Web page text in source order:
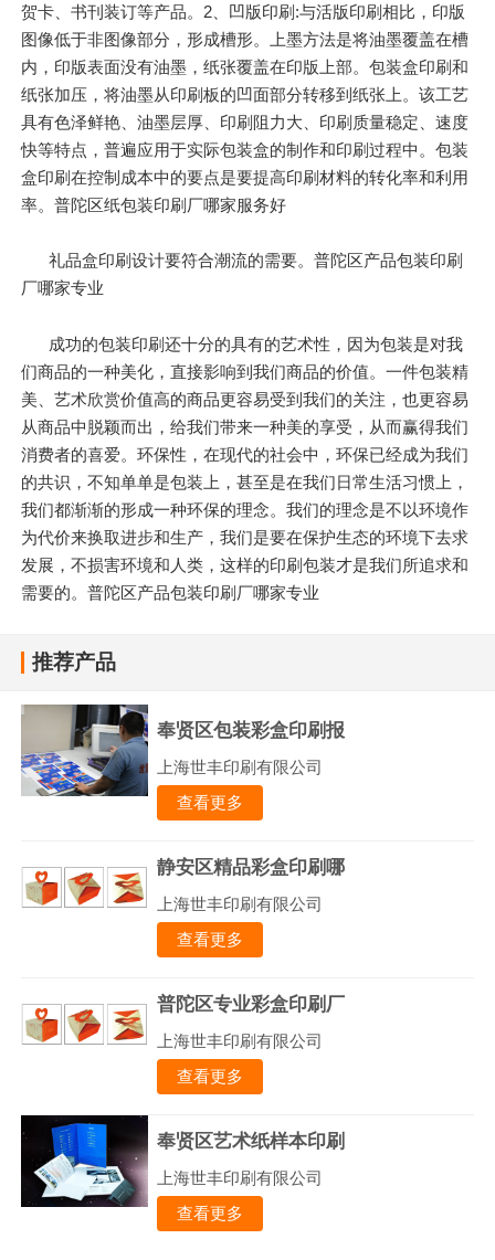
贺卡、书刊装订等产品。2、凹版印刷:与活版印刷相比，印版
图像低于非图像部分，形成槽形。上墨方法是将油墨覆盖在槽
内，印版表面没有油墨，纸张覆盖在印版上部。包装盒印刷和
纸张加压，将油墨从印刷板的凹面部分转移到纸张上。该工艺
具有色泽鲜艳、油墨层厚、印刷阻力大、印刷质量稳定、速度
快等特点，普遍应用于实际包装盒的制作和印刷过程中。包装
盒印刷在控制成本中的要点是要提高印刷材料的转化率和利用
率。普陀区纸包装印刷厂哪家服务好
礼品盒印刷设计要符合潮流的需要。普陀区产品包装印刷
厂哪家专业
成功的包装印刷还十分的具有的艺术性，因为包装是对我
们商品的一种美化，直接影响到我们商品的价值。一件包装精
美、艺术欣赏价值高的商品更容易受到我们的关注，也更容易
从商品中脱颖而出，给我们带来一种美的享受，从而赢得我们
消费者的喜爱。环保性，在现代的社会中，环保已经成为我们
的共识，不知单单是包装上，甚至是在我们日常生活习惯上，
我们都渐渐的形成一种环保的理念。我们的理念是不以环境作
为代价来换取进步和生产，我们是要在保护生态的环境下去求
发展，不损害环境和人类，这样的印刷包装才是我们所追求和
需要的。普陀区产品包装印刷厂哪家专业
推荐产品
奉贤区包装彩盒印刷报
上海世丰印刷有限公司
查看更多
静安区精品彩盒印刷哪
上海世丰印刷有限公司
查看更多
普陀区专业彩盒印刷厂
上海世丰印刷有限公司
查看更多
奉贤区艺术纸样本印刷
上海世丰印刷有限公司
查看更多